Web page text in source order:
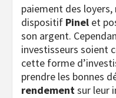
paiement des
dispositif Pinel et
son argent.
investisseurs soient
cette forme
prendre les bonnes
rendementsur leur